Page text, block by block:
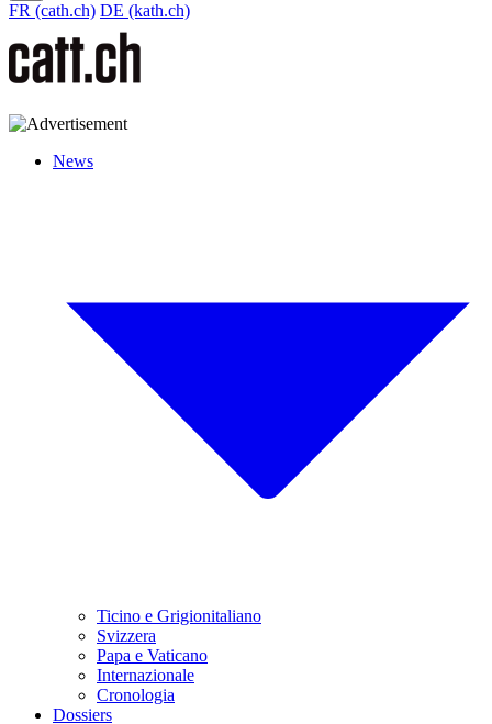
FR (cath.ch) DE (kath.ch)
News
Ticino e Grigionitaliano
Svizzera
Papa e Vaticano
Internazionale
Cronologia
Dossiers